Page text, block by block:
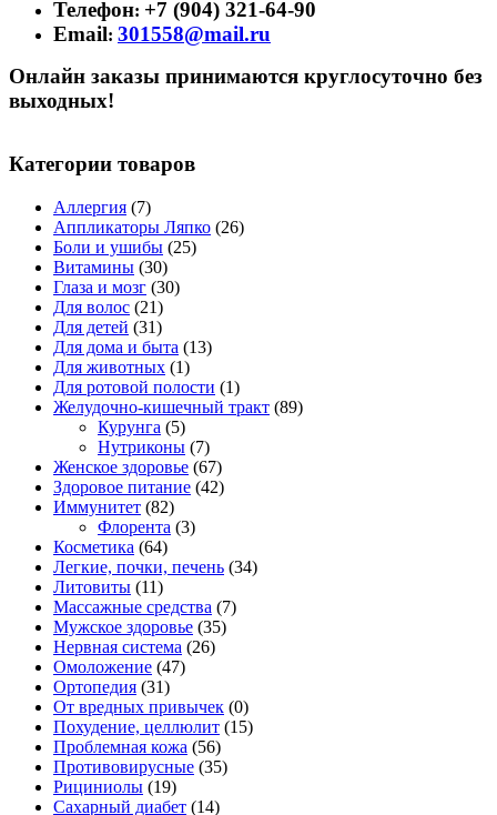
Телефон: +7 (904) 321-64-90
Email: 301558@mail.ru
Онлайн заказы принимаются круглосуточно без
выходных!
Категории товаров
Аллергия (7)
Аппликаторы Ляпко (26)
Боли и ушибы (25)
Витамины (30)
Глаза и мозг (30)
Для волос (21)
Для детей (31)
Для дома и быта (13)
Для животных (1)
Для ротовой полости (1)
Желудочно-кишечный тракт (89)
Курунга (5)
Нутриконы (7)
Женское здоровье (67)
Здоровое питание (42)
Иммунитет (82)
Флорента (3)
Косметика (64)
Легкие, почки, печень (34)
Литовиты (11)
Массажные средства (7)
Мужское здоровье (35)
Нервная система (26)
Омоложение (47)
Ортопедия (31)
От вредных привычек (0)
Похудение, целлюлит (15)
Проблемная кожа (56)
Противовирусные (35)
Рициниолы (19)
Сахарный диабет (14)